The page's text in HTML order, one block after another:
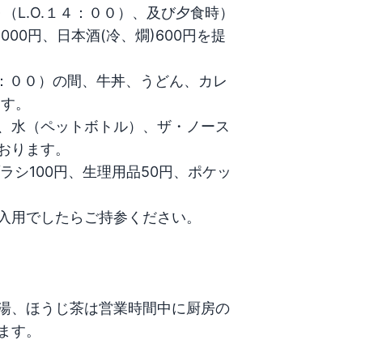
L.O.１４：００）、及び夕食時）
円、日本酒(冷、燗)600円を提
００）の間、牛丼、うどん、カレ
。
水（ペットボトル）、ザ・ノース
ります。
シ100円、生理用品50円、ポケッ
用でしたらご持参ください。
、ほうじ茶は営業時間中に厨房の
す。